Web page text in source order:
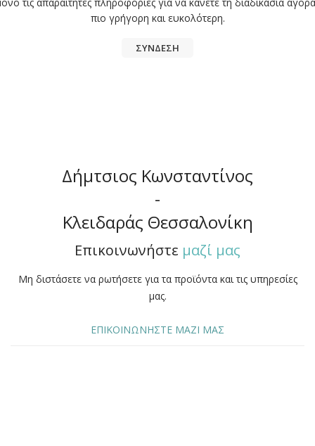
πιο γρήγορη και ευκολότερη.
ΣΥΝΔΕΣΗ
Δήμτσιος Κωνσταντίνος
-
Κλειδαράς Θεσσαλονίκη
Επικοινωνήστε μαζί μας
Μη διστάσετε να ρωτήσετε για τα προϊόντα και τις υπηρεσίες
μας.
ΕΠΙΚΟΙΝΩΝΗΣΤΕ ΜΑΖΙ ΜΑΣ